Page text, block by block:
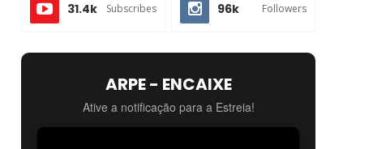
31.4k Subscribes 96k Followers
ARPE - ENCAIXE
Ative a notificação para a Estreia!